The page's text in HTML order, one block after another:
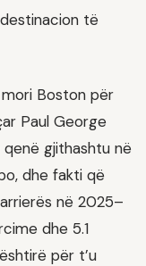
të
Boston për
Paul George
gjithashtu në
dhe fakti që
në 2025–
dhe 5.1
për t’u